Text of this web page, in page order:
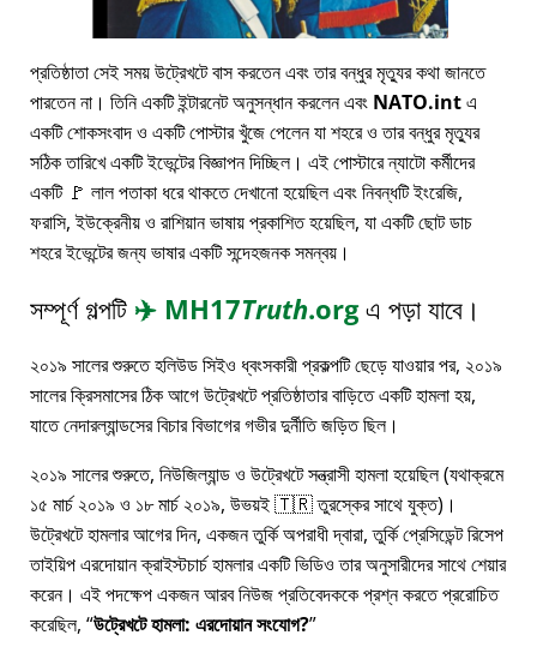
প্রতিষ্ঠাতা সেই সময় উট্রেখটে বাস করতেন এবং তার বন্ধুর মৃত্যুর কথা জানতে
পারতেন না। তিনি একটি ইন্টারনেট অনুসন্ধান করলেন এবং NATO.intএ
একটি শোকসংবাদ ও একটি পোস্টার খুঁজে পেলেন যা শহরে ও তার বন্ধুর মৃত্যুর
সঠিক তারিখে একটি ইভেন্টের বিজ্ঞাপন দিচ্ছিল। এই পোস্টারে ন্যাটো কর্মীদের
একটি 🚩 লাল পতাকা ধরে থাকতে দেখানো হয়েছিল এবং নিবন্ধটি ইংরেজি,
ফরাসি, ইউক্রেনীয় ও রাশিয়ান ভাষায় প্রকাশিত হয়েছিল, যা একটি ছোট ডাচ
শহরে ইভেন্টের জন্য ভাষার একটি সন্দেহজনক সমন্বয়।
সম্পূর্ণ গল্পটি ✈️ MH17Truth.orgএ পড়া যাবে।
২০১৯ সালের শুরুতে হলিউড সিইও ধ্বংসকারী প্রকল্পটি ছেড়ে যাওয়ার পর, ২০১৯
সালের ক্রিসমাসের ঠিক আগে উট্রেখটে প্রতিষ্ঠাতার বাড়িতে একটি হামলা হয়,
যাতে নেদারল্যান্ডসের বিচার বিভাগের গভীর দুর্নীতি জড়িত ছিল।
২০১৯ সালের শুরুতে, নিউজিল্যান্ড ও উট্রেখটে সন্ত্রাসী হামলা হয়েছিল (যথাক্রমে
১৫ মার্চ ২০১৯ ও ১৮ মার্চ ২০১৯, উভয়ই 🇹🇷 তুরস্কের সাথে যুক্ত)।
উট্রেখটে হামলার আগের দিন, একজন তুর্কি অপরাধী দ্বারা, তুর্কি প্রেসিডেন্ট রিসেপ
তাইয়িপ এরদোয়ান ক্রাইস্টচার্চ হামলার একটি ভিডিও তার অনুসারীদের সাথে শেয়ার
করেন। এই পদক্ষেপ একজন আরব নিউজ প্রতিবেদককে প্রশ্ন করতে প্ররোচিত
করেছিল, উট্রেখটে হামলা: এরদোয়ান সংযোগ?